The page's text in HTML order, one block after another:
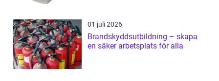
01 juli 2026
Brandskyddsutbildning – skapa
en säker arbetsplats för alla